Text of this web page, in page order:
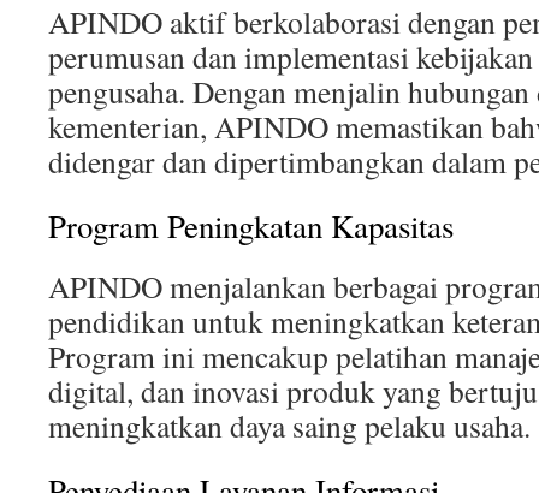
APINDO aktif berkolaborasi dengan
perumusan dan implementasi
pengusaha. Dengan menjalin hubungan
kementerian, APINDO memastikan
didengar dan dipertimbangkan dalam
Program Peningkatan Kapasitas
APINDO menjalankan berbagai
pendidikan untuk meningkatkan
Program ini mencakup pelatihan
digital, dan inovasi produk yang
meningkatkan daya saing pelaku usaha.